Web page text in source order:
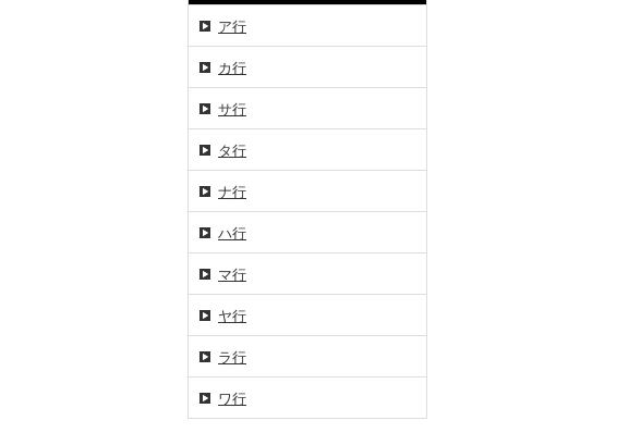
ア行
カ行
サ行
タ行
ナ行
ハ行
マ行
ヤ行
ラ行
ワ行